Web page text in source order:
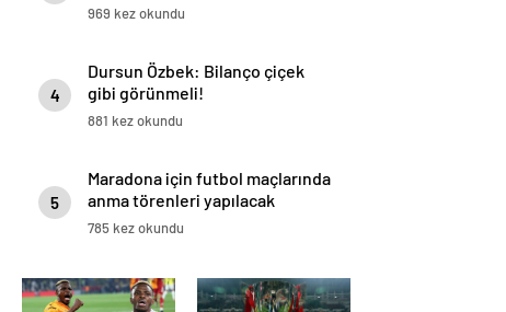
969 kez okundu
4
Dursun Özbek: Bilanço çiçek
gibi görünmeli!
881 kez okundu
5
Maradona için futbol maçlarında
anma törenleri yapılacak
785 kez okundu